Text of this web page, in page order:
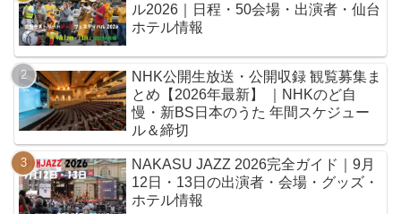
ル2026｜日程・50会場・出演者・仙台
ホテル情報
NHK公開生放送・公開収録 観覧募集ま
とめ【2026年最新】 ｜NHKのど自
慢・新BS日本のうた 年間スケジュー
ル＆締切
NAKASU JAZZ 2026完全ガイド｜9月
12日・13日の出演者・会場・グッズ・
ホテル情報